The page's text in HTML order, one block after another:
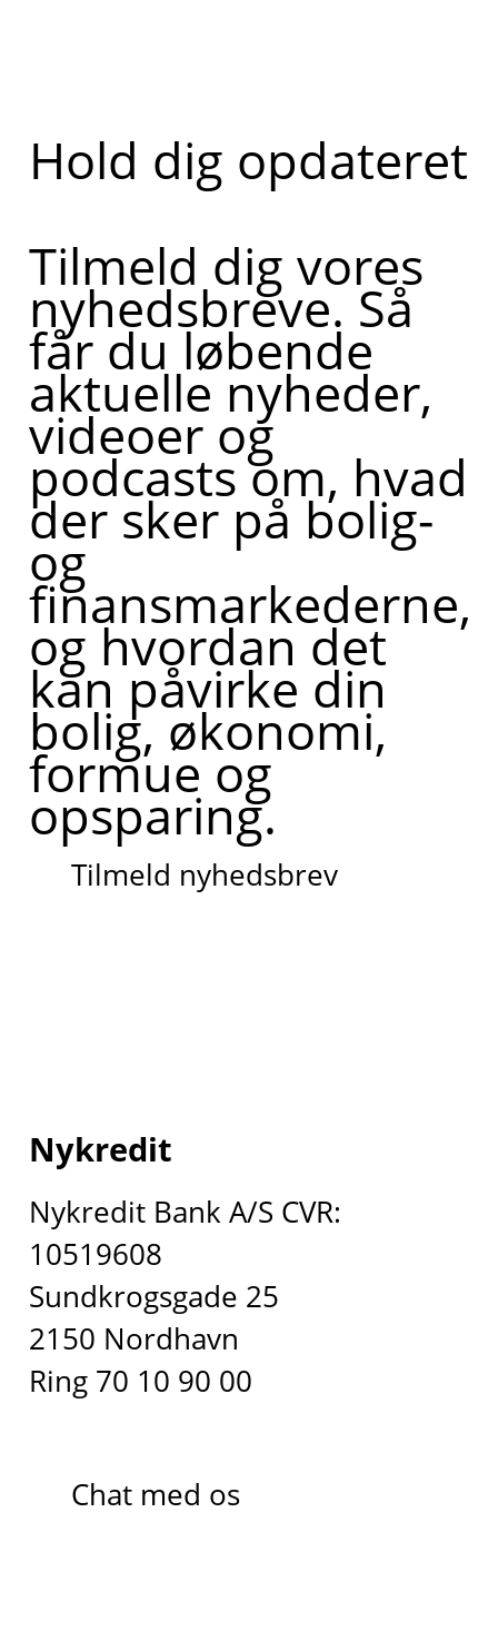
Hold dig opdateret
Tilmeld dig vores
nyhedsbreve. Så
får du løbende
aktuelle nyheder,
videoer og
podcasts om, hvad
der sker på bolig-
og
finansmarkederne,
og hvordan det
kan påvirke din
bolig, økonomi,
formue og
opsparing.
Tilmeld nyhedsbrev
Nykredit
Nykredit Bank A/S CVR:
10519608
Sundkrogsgade 25
2150 Nordhavn
Ring 70 10 90 00
Chat med os